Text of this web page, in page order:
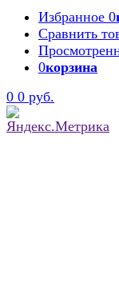
Избранное 0
Сравнить
0корзина
0 0 руб.